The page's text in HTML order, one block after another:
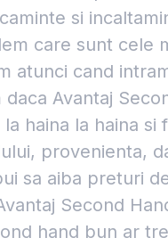
si
care sunt cele
atunci cand
Avantaj
haina la haina si
provenienta,
sa aiba preturi
Second
hand bun ar